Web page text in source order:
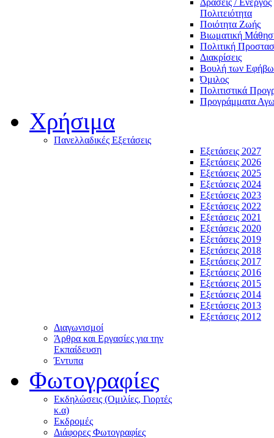
Δράσεις / Ενεργός
Πολιτειότητα
Ποιότητα Ζωής
Βιωματική
Πολιτική
Διακρίσεις
Βουλή των
Όμιλος
Πολιτιστικά
Προγράμματα
Χρήσιμα
Πανελλαδικές Εξετάσεις
Εξετάσεις 2027
Εξετάσεις 2026
Εξετάσεις 2025
Εξετάσεις 2024
Εξετάσεις 2023
Εξετάσεις 2022
Εξετάσεις 2021
Εξετάσεις 2020
Εξετάσεις 2019
Εξετάσεις 2018
Εξετάσεις 2017
Εξετάσεις 2016
Εξετάσεις 2015
Εξετάσεις 2014
Εξετάσεις 2013
Εξετάσεις 2012
Διαγωνισμοί
Άρθρα και Εργασίες για την
Εκπαίδευση
Έντυπα
Φωτογραφίες
Εκδηλώσεις (Ομιλίες, Γιορτές
κ.α)
Εκδρομές
Διάφορες Φωτογραφίες